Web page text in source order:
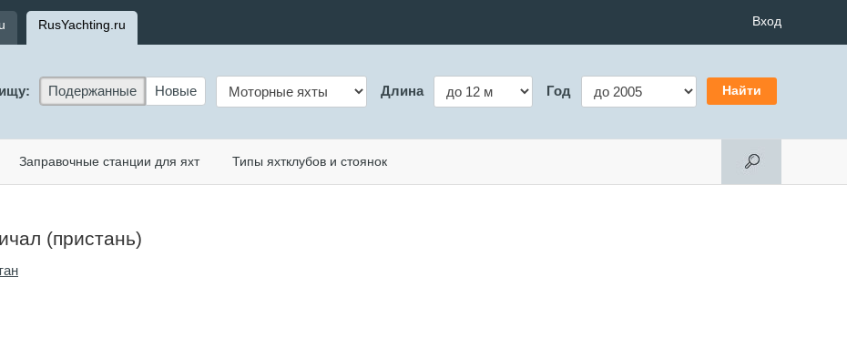
RusYachting.ru Вход
Подержанные Новые Длина Год
Заправочные станции для яхт Типы яхтклубов и стоянок
(пристань)